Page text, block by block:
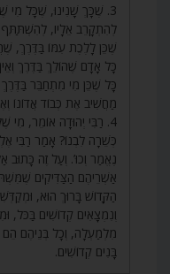
3. שֶׁכָּךְ שָׁנִינוּ, שֶׁכָּל
לְהִתְקָרֵב אֵלָיו, לְהִשְׁתַּתֵּף
שֶׁכֵּן לָלֶכֶת עִמּוֹ בַּדֶּרֶךְ,
כָּל אָדָם שֶׁהוֹלֵךְ בַּדֶּרֶךְ
כָּל שֶׁכֵּן מִי מִתְחַבֵּר
מַחֲשִׁיב אֶת כְּבוֹד אֲדוֹנוֹ
4. רַבִּי יְהוּדָה אוֹמֵר,
כְּשֵׁרָה לִבְנוֹ? אָמַר רַבִּי
נֶאֱמַר וְכוּ’. וְעַל זֶה כָּתוּב
אַשְׁרֵיהֶם הַצַּדִּיקִים
הַקָּדוֹשׁ בָּרוּךְ הוּא,
וְנִמְצָאִים קְדוֹשִׁים בַּכֹּל,
מִלְמַעְלָה, וְכָל בְּנֵיהֶם הֵם
בָּנִים קְדוֹשִׁים.